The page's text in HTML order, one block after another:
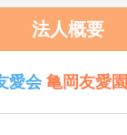
法人概要
愛会亀岡友愛園